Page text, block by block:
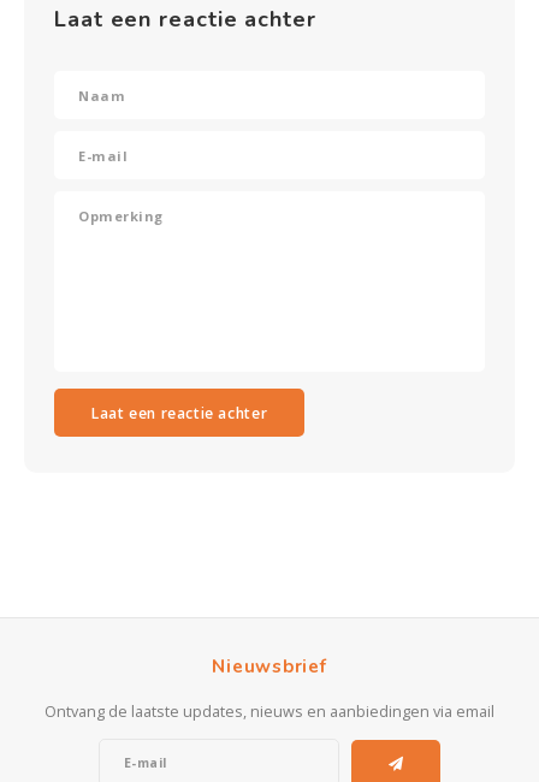
Laat een reactie achter
Laat een reactie achter
Nieuwsbrief
Ontvang de laatste updates, nieuws en aanbiedingen via email